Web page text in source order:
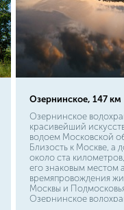
Озернинское, 147 км
Озернинское
красивейший
водоем Московской
Близость к Москве, а
около ста
его знаковым местом
времяпровождения
Москвы и
Озернинское